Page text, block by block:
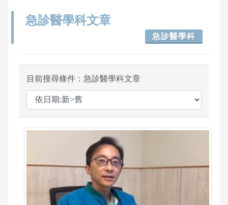
急診醫學科文章
急診醫學科
目前搜尋條件：急診醫學科文章